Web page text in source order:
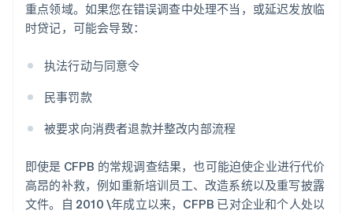
重点领域。如果您在错误调查中处理不当，或延迟发放临
时贷记，可能会导致：
执法行动与同意令
民事罚款
被要求向消费者退款并整改内部流程
即使是 CFPB 的常规调查结果，也可能迫使企业进行代价
高昂的补救，例如重新培训员工、改造系统以及重写披露
文件。自 2010 \年成立以来，CFPB 已对企业和个人处以